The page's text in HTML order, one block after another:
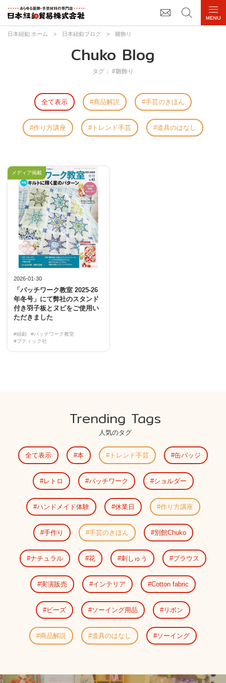
日本紐釦 ホーム > 日本紐釦ブログ > 雛飾り
Chuko Blog
タグ： #雛飾り
全て表示 商品解説 手芸のきほん
作り方講座 トレンド手芸 道具のはなし
2026-01-30
「パッチワーク教室 2025-26
年冬号」にて弊社のスタンド
付き羽子板とヌビをご使用い
ただきました
#紐釦
#パッチワーク教室
#ブティック社
メディア掲載
Trending Tags
人気のタグ
全て表示 本 トレンド手芸 缶バッジ
レトロ パッチワーク ショルダー
ハンドメイド体験 休業日 作り方講座
手作り 手芸のきほん 別館Chuko
ナチュラル 花 刺しゅう ブラウス
実演販売 インテリア Cotton fabric
ビーズ ソーイング用品 リボン
商品解説 道具のはなし ソーイング